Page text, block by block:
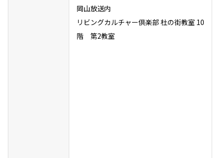
岡山放送内
リビングカルチャー倶楽部 杜の街教室 10
階 第2教室